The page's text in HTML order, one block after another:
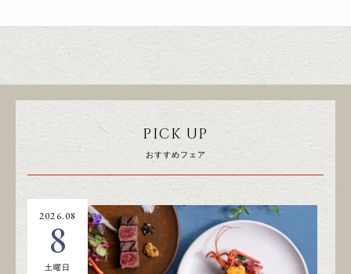
PICK UP
おすすめフェア
2026.08
8
土曜日